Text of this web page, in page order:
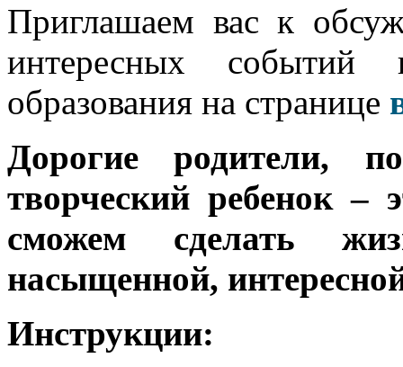
Приглашаем вас к
интересных событий
образования на странице
Дорогие родители,
творческий ребенок
сможем сделать
насыщенной,
Инструкции: